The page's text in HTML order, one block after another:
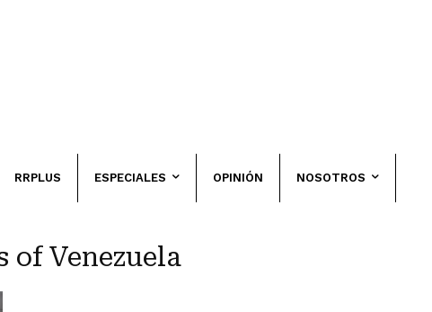
RRPLUS ESPECIALES OPINIÓN NOSOTROS
of Venezuela